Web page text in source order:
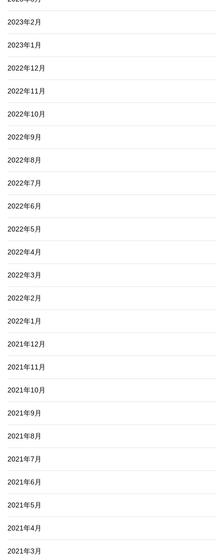
2023年2月
2023年1月
2022年12月
2022年11月
2022年10月
2022年9月
2022年8月
2022年7月
2022年6月
2022年5月
2022年4月
2022年3月
2022年2月
2022年1月
2021年12月
2021年11月
2021年10月
2021年9月
2021年8月
2021年7月
2021年6月
2021年5月
2021年4月
2021年3月